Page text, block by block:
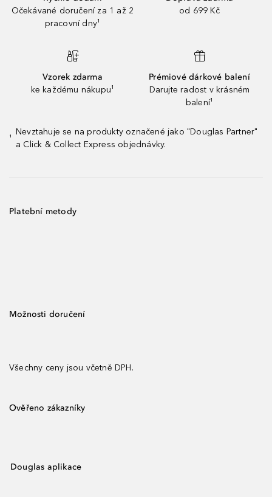
Očekávané doručení za 1 až 2
pracovní dny¹
od 699 Kč
Vzorek zdarma
ke každému nákupu¹
Prémiové dárkové balení
Darujte radost v krásném
balení¹
¹
Nevztahuje se na produkty označené jako "Douglas Partner"
a Click & Collect Express objednávky.
Platební metody
Možnosti doručení
Všechny ceny jsou včetně DPH.
Ověřeno zákazníky
Douglas aplikace